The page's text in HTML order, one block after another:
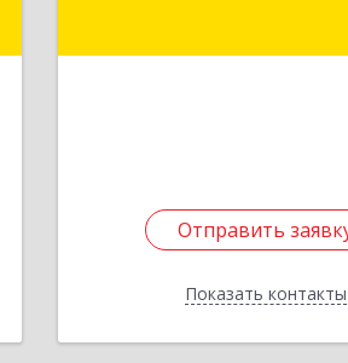
Отправить
Показать контакты
Отправить
Назад